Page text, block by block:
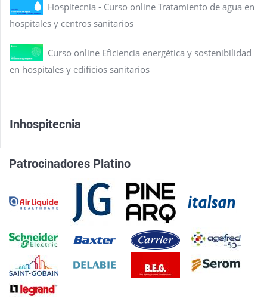
Hospitecnia - Curso online Tratamiento de agua en
hospitales y centros sanitarios
Curso online Eficiencia energética y sostenibilidad
en hospitales y edificios sanitarios
Inhospitecnia
Patrocinadores Platino